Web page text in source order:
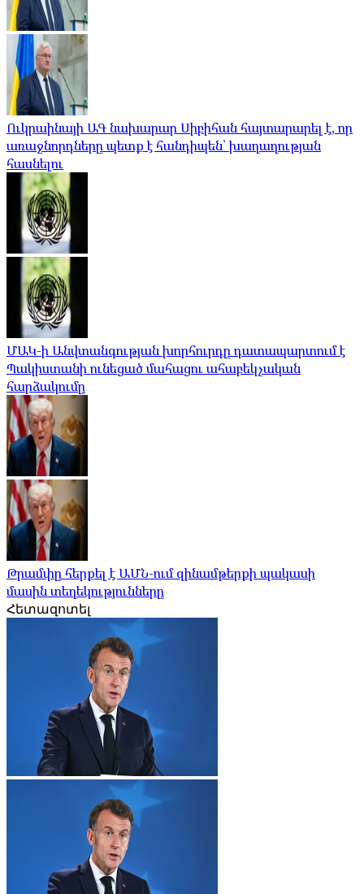
Ուկրաինայի ԱԳ նախարար Սիբիհան հայտարարել է, որ
առաջնորդները պետք է հանդիպեն՝ խաղաղության
հասնելու
ՄԱԿ-ի Անվտանգության խորհուրդը դատապարտում է
Պակիստանի ունեցած մահացու ահաբեկչական
հարձակումը
Թրամփը հերքել է ԱՄՆ-ում զինամթերքի պակասի
մասին տեղեկությունները
Հետազոտել